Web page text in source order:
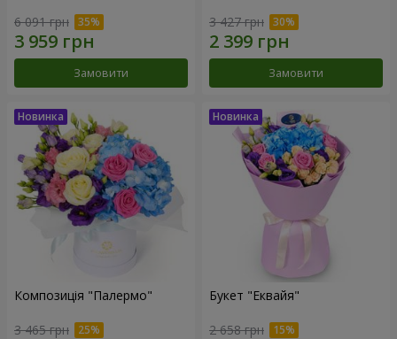
6 091 грн
Замовити
3 427 грн
Замовити
Композиція "Палермо"
3 465 грн
Букет "Еквайя"
2 658 грн